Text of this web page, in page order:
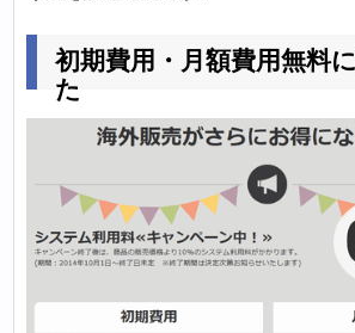
初期費用・月額費用無料
た